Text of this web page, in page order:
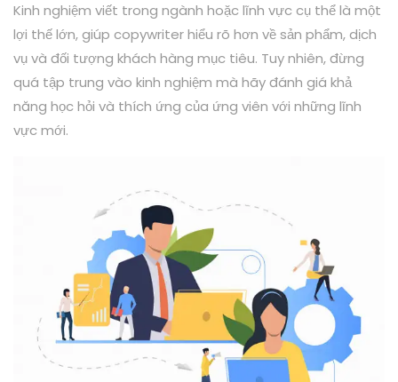
Kinh nghiệm viết trong ngành hoặc lĩnh vực cụ thể là một
lợi thế lớn, giúp copywriter hiểu rõ hơn về sản phẩm, dịch
vụ và đối tượng khách hàng mục tiêu. Tuy nhiên, đừng
quá tập trung vào kinh nghiệm mà hãy đánh giá khả
năng học hỏi và thích ứng của ứng viên với những lĩnh
vực mới.